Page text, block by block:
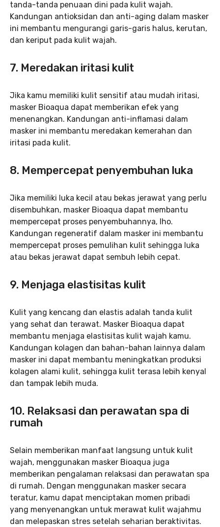
tanda-tanda penuaan dini pada kulit wajah.
Kandungan antioksidan dan anti-aging dalam masker
ini membantu mengurangi garis-garis halus, kerutan,
dan keriput pada kulit wajah.
7. Meredakan iritasi kulit
Jika kamu memiliki kulit sensitif atau mudah iritasi,
masker Bioaqua dapat memberikan efek yang
menenangkan. Kandungan anti-inflamasi dalam
masker ini membantu meredakan kemerahan dan
iritasi pada kulit.
8. Mempercepat penyembuhan luka
Jika memiliki luka kecil atau bekas jerawat yang perlu
disembuhkan, masker Bioaqua dapat membantu
mempercepat proses penyembuhannya, lho.
Kandungan regeneratif dalam masker ini membantu
mempercepat proses pemulihan kulit sehingga luka
atau bekas jerawat dapat sembuh lebih cepat.
9. Menjaga elastisitas kulit
Kulit yang kencang dan elastis adalah tanda kulit
yang sehat dan terawat. Masker Bioaqua dapat
membantu menjaga elastisitas kulit wajah kamu.
Kandungan kolagen dan bahan-bahan lainnya dalam
masker ini dapat membantu meningkatkan produksi
kolagen alami kulit, sehingga kulit terasa lebih kenyal
dan tampak lebih muda.
10. Relaksasi dan perawatan spa di
rumah
Selain memberikan manfaat langsung untuk kulit
wajah, menggunakan masker Bioaqua juga
memberikan pengalaman relaksasi dan perawatan spa
di rumah. Dengan menggunakan masker secara
teratur, kamu dapat menciptakan momen pribadi
yang menyenangkan untuk merawat kulit wajahmu
dan melepaskan stres setelah seharian beraktivitas.